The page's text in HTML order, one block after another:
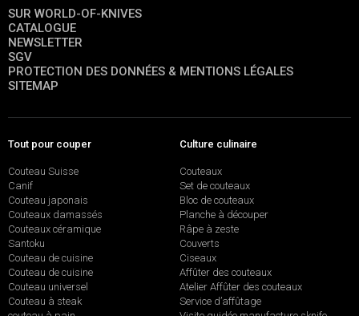
SUR WORLD-OF-KNIVES
CATALOGUE
NEWSLETTER
SGV
PROTECTION DES DONNÉES & MENTIONS LÉGALES
SITEMAP
Tout pour couper
Couteau Suisse
Canif
Couteau japonais
Couteaux damassés
Couteaux céramique
Santoku
Couteau de cuisine
Couteau de cuisine
Couteau universel
Couteau à steak
Culture culinaire
Couteaux
Set de couteaux
Bloc de couteaux
Planche à découper
Râpe à zeste
Couverts
Ciseaux
Affûter des couteaux
Atelier Affûter des couteaux
Service d’affûtage